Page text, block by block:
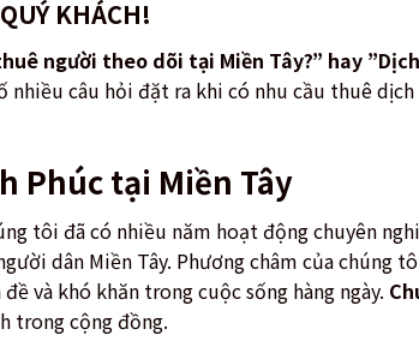
KHÁCH!
người theo dõi tại Miền Tây?” hay
nhiều câu hỏi đặt ra khi có nhu cầu thuê
Phúc tại Miền Tây
tôi đã có nhiều năm hoạt động chuyên
dân Miền Tây. Phương châm của chúng
và khó khăn trong cuộc sống hàng ngày.
trong cộng đồng.